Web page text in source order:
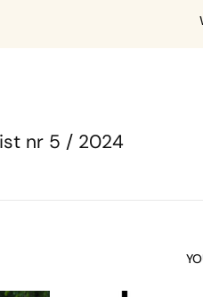
nr 5 / 2024